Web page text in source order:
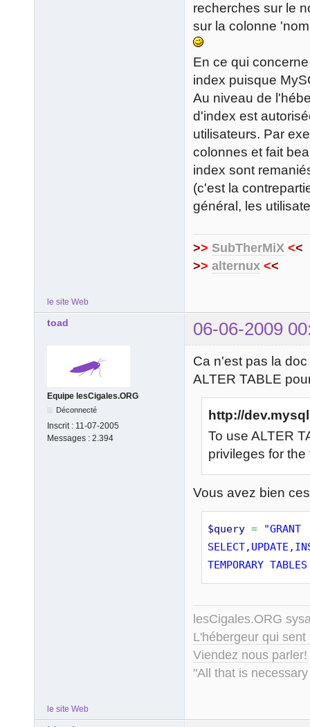
recherches sur le
sur la colonne
En ce qui
index puisque
Au niveau de
d'index est
utilisateurs. Par
colonnes et fait
index sont
(c'est la
général, les
>> SubTherMiX <<
>> alternux <<
le site Web
toad 06-06-2009
Equipe lesCigales.ORG
Déconnecté
Inscrit : 11-07-2005
Messages : 2.394
Ca n'est pas la
ALTER TABLE
http://
To use ALTER
privileges for the
Vous avez bien
$query =
"GRANT
TEMPORARY
lesCigales.ORG
L'hébergeur qui
Viendez nous parler!
"All that is
le site Web